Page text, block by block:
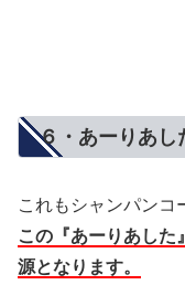
６・あーりあし
これもシャンパンコ
この『あーりあした
源となります。